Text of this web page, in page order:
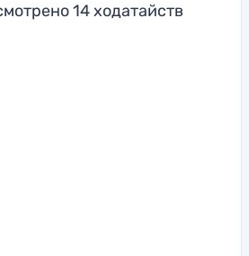
14 ходатайств